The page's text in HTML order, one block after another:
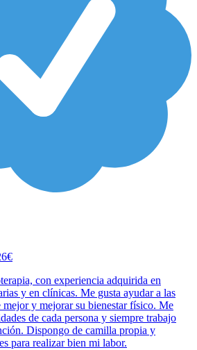
con experiencia adquirida en
y en clínicas. Me gusta ayudar a las
mejor y mejorar su bienestar físico. Me
de cada persona y siempre trabajo
Dispongo de camilla propia y
para realizar bien mi labor.